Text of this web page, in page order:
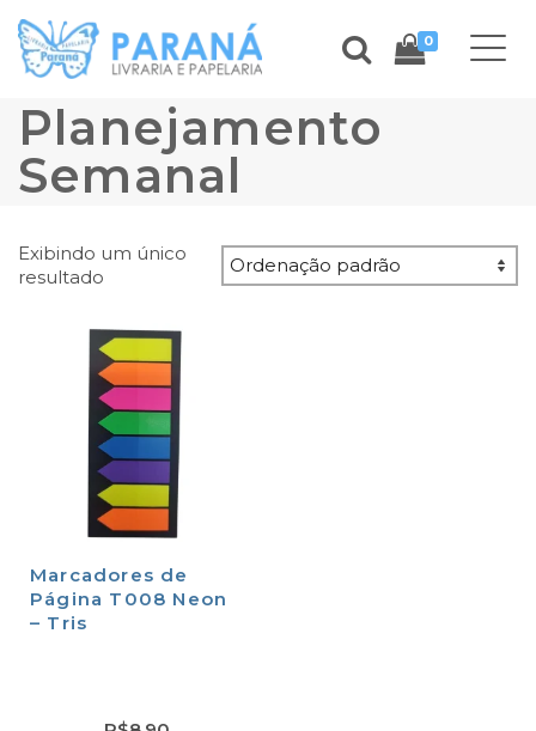
0
Planejamento
Semanal
Exibindo um único
resultado
Marcadores de
Página T008 Neon
– Tris